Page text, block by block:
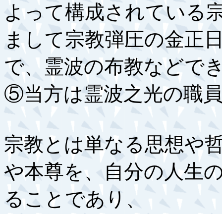
よって構成されている
まして宗教弾圧の金正
で、霊波の布教などで
⑤当方は霊波之光の職
宗教とは単なる思想や
や本尊を、自分の人生
ることであり、